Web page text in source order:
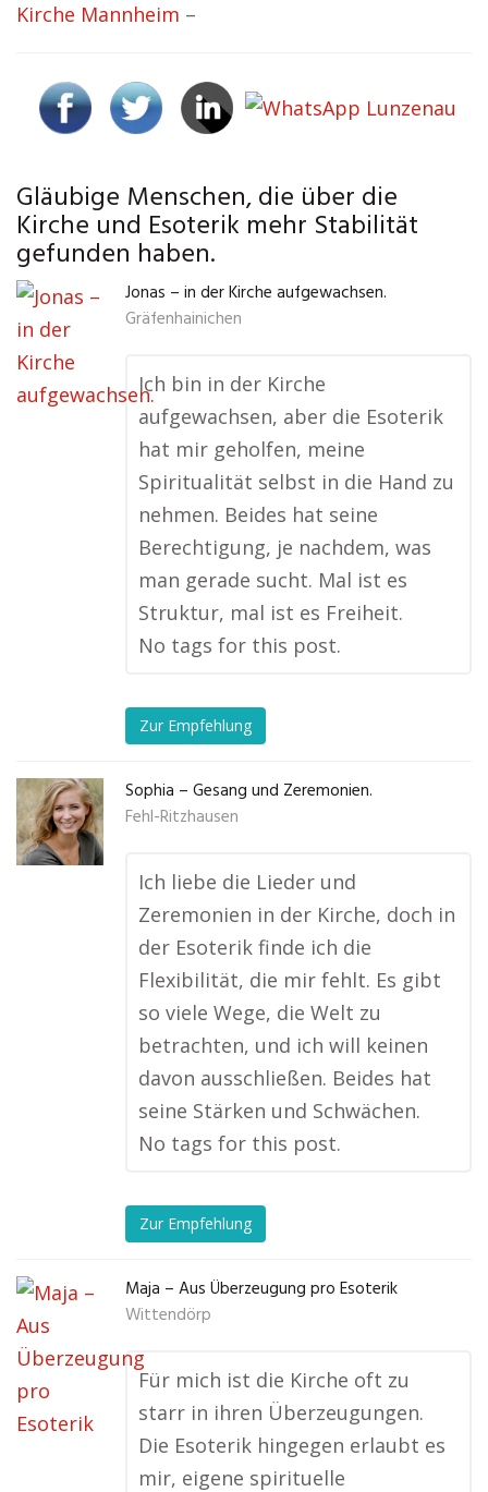
Kirche Mannheim –
Gläubige Menschen, die über die
Kirche und Esoterik mehr Stabilität
gefunden haben.
Jonas – in der Kirche aufgewachsen.
Gräfenhainichen
Ich bin in der Kirche
aufgewachsen, aber die Esoterik
hat mir geholfen, meine
Spiritualität selbst in die Hand zu
nehmen. Beides hat seine
Berechtigung, je nachdem, was
man gerade sucht. Mal ist es
Struktur, mal ist es Freiheit.
No tags for this post.
Zur Empfehlung
Sophia – Gesang und Zeremonien.
Fehl-Ritzhausen
Ich liebe die Lieder und
Zeremonien in der Kirche, doch in
der Esoterik finde ich die
Flexibilität, die mir fehlt. Es gibt
so viele Wege, die Welt zu
betrachten, und ich will keinen
davon ausschließen. Beides hat
seine Stärken und Schwächen.
No tags for this post.
Zur Empfehlung
Maja – Aus Überzeugung pro Esoterik
Wittendörp
Für mich ist die Kirche oft zu
starr in ihren Überzeugungen.
Die Esoterik hingegen erlaubt es
mir, eigene spirituelle